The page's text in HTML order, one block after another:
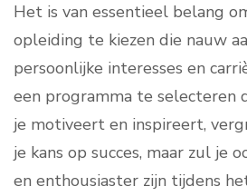
Het is van essentieel belang
opleiding te kiezen die nauw
persoonlijke interesses en
een programma te selecteren
je motiveert en inspireert,
je kans op succes, maar zul je
en enthousiaster zijn tijdens